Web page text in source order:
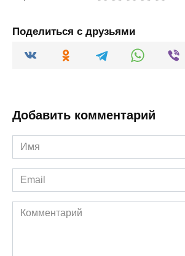
Поделиться с друзьями
Добавить комментарий
Имя
*
Email
*
Комментарий